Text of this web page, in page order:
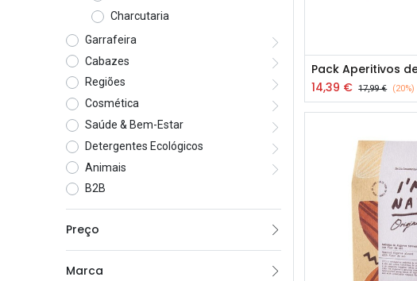
Charcutaria
Garrafeira
Cabazes
Regiões
Cosmética
Saúde & Bem-Estar
Detergentes Ecológicos
Animais
B2B
Preço
Marca
14,39 € 17,99€ (20%)